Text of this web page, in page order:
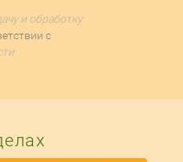
и обработку
с